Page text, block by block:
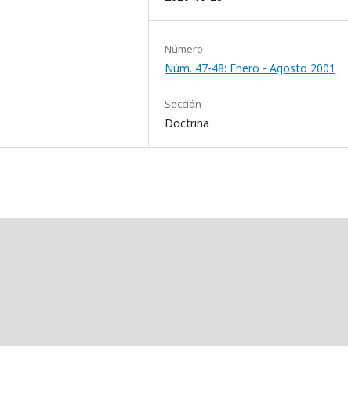
Número
Núm. 47-48: Enero - Agosto 2001
Sección
Doctrina